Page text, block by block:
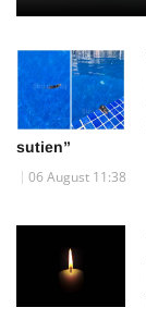
sutien”
06 August 11:38